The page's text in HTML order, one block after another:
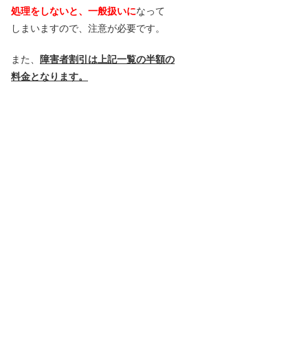
処理をしないと、一般扱いになって
しまいますので、注意が必要です。
また、 障害者割引は上記一覧の半額の
料金となります。